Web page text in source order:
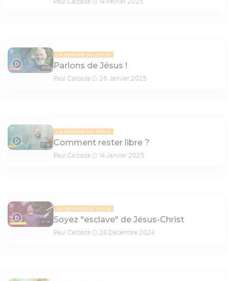
Paul Calzada 14 Février 2025
08:00
LA PENSÉE DU JOUR
Parlons de Jésus !
Paul Calzada 26 Janvier 2025
07:06
LA PENSÉE DU JOUR
Comment rester libre ?
Paul Calzada 14 Janvier 2025
07:06
LA PENSÉE DU JOUR
Soyez "esclave" de Jésus-Christ
Paul Calzada 28 Décembre 2024